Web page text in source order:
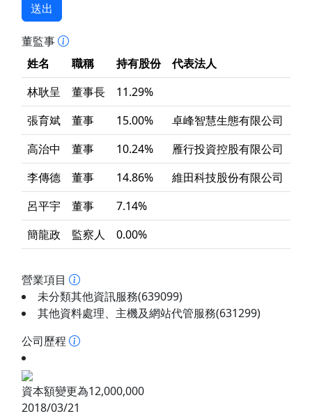
送出
董監事
姓名
職稱 持有股份
代表法人
林耿呈
董事長
11.29%
張育斌
董事 15.00%
卓峰智慧生態有限公司
高治中
董事 10.24%
雁行投資控股有限公司
李傳德
董事 14.86%
維田科技股份有限公司
呂平宇
董事
7.14%
簡龍政
監察人 0.00%
營業項目
未分類其他資訊服務(639099)
其他資料處理、主機及網站代管服務(631299)
公司歷程
資本額變更為12,000,000
2018/03/21